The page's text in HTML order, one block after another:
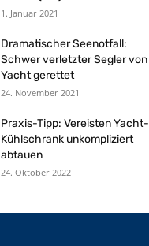
1. Januar 2021
Dramatischer Seenotfall:
Schwer verletzter Segler von
Yacht gerettet
24. November 2021
Praxis-Tipp: Vereisten Yacht-
Kühlschrank unkompliziert
abtauen
24. Oktober 2022